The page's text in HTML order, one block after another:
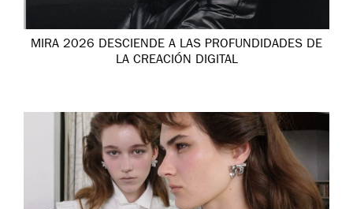
MIRA 2026 DESCIENDE A LAS PROFUNDIDADES DE
LA CREACIÓN DIGITAL